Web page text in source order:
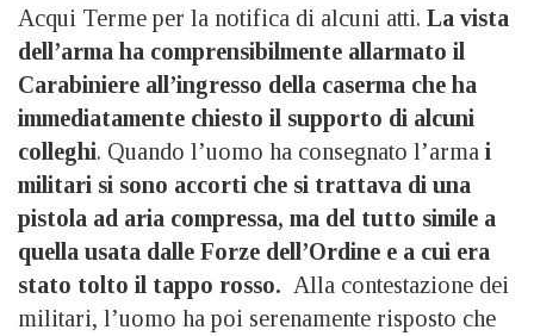
Acqui Terme per la notifica di alcuni atti. La vista
dell’arma ha comprensibilmente allarmato il
Carabiniere all’ingresso della caserma che ha
immediatamente chiesto il supporto di alcuni
colleghi. Quando l’uomo ha consegnato l’arma i
militari si sono accorti che si trattava di una
pistola ad aria compressa, ma del tutto simile a
quella usata dalle Forze dell’Ordine e a cui era
stato tolto il tappo rosso. Alla contestazione dei
militari, l’uomo ha poi serenamente risposto che